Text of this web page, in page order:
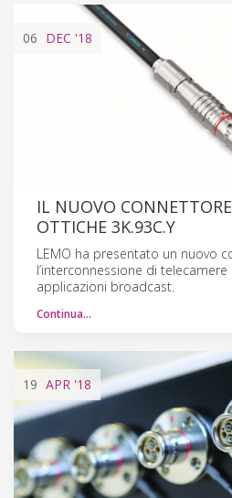
06 DEC '18
IL NUOVO
OTTICHE 3K.93C.Y
LEMO ha presentato un nuovo
l’interconnessione di
applicazioni broadcast.
Continua…
19 APR '18